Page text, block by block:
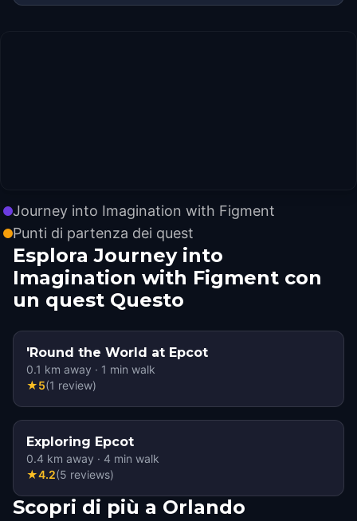
Journey into Imagination with Figment
Punti di partenza dei quest
Esplora Journey into
Imagination with Figment con
un quest Questo
'Round the World at Epcot
0.1 km away · 1 min walk
★5(1 review)
Exploring Epcot
0.4 km away · 4 min walk
★4.2(5 reviews)
Scopri di più a Orlando